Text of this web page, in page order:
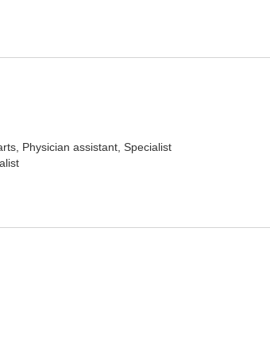
Physician assistant, Specialist